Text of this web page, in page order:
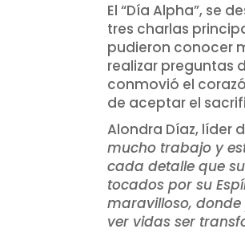
El “Día Alpha”, se
tres charlas
pudieron conocer
realizar preguntas
conmovió el
de aceptar el
Alondra Díaz, líder
mucho trabajo y
cada detalle que
tocados por su
maravilloso,
ver vidas ser